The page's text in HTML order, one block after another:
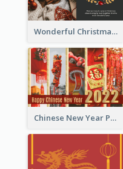
Wonderful Christmas Greeting Card
Chinese New Year Photo Greeting Card